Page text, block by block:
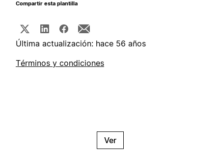
Compartir esta plantilla
Última actualización: hace 56 años
Términos y condiciones
Ver